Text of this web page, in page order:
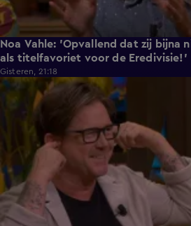
Noa Vahle: 'Opvallend dat zij bijna
als titelfavoriet voor de Eredivisie!'
Gisteren, 21:18
2:12